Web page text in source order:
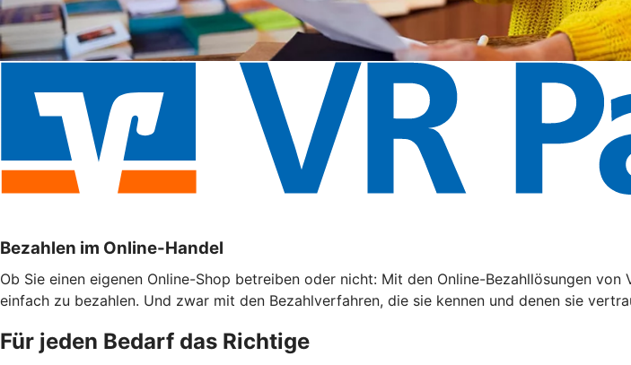
Bezahlen im Online-Handel
Ob Sie einen eigenen Online-Shop betreiben oder nicht: Mit den Online-Bezahllösungen
einfach zu bezahlen. Und zwar mit den Bezahlverfahren, die sie kennen und denen sie
Für jeden Bedarf das Richtige